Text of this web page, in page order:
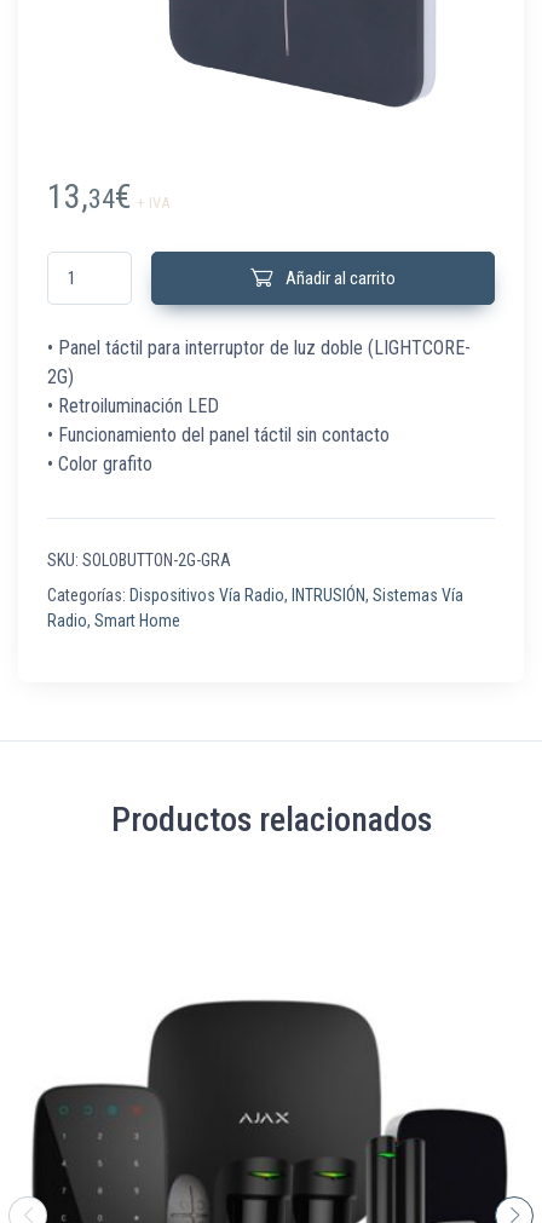
13,34€ + IVA
SOLOBUTTON-2G-GRA Panel táctil para interruptor luz doble grafito
Añadir al carrito
• Panel táctil para interruptor de luz doble (LIGHTCORE-
2G)
• Retroiluminación LED
• Funcionamiento del panel táctil sin contacto
• Color grafito
SKU: SOLOBUTTON-2G-GRA
Categorías: Dispositivos Vía Radio, INTRUSIÓN, Sistemas Vía
Radio, Smart Home
Productos relacionados